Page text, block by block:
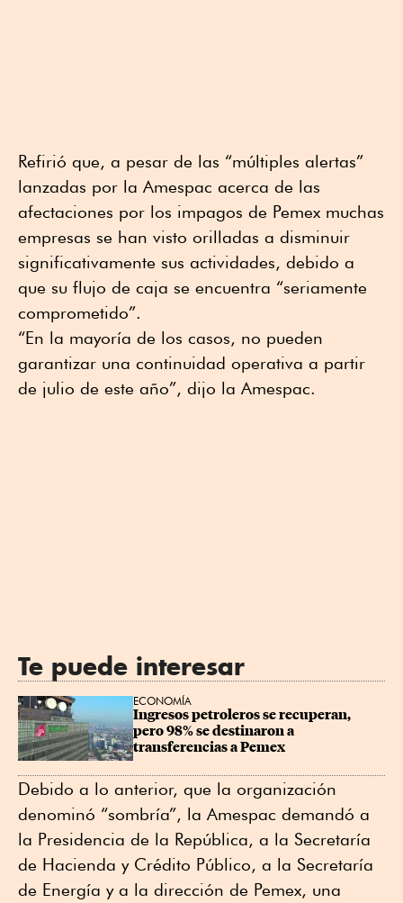
Refirió que, a pesar de las “múltiples alertas”
lanzadas por la Amespac acerca de las
afectaciones por los impagos de Pemex muchas
empresas se han visto orilladas a disminuir
significativamente sus actividades, debido a
que su flujo de caja se encuentra “seriamente
comprometido”.
“En la mayoría de los casos, no pueden
garantizar una continuidad operativa a partir
de julio de este año”, dijo la Amespac.
Te puede interesar
ECONOMÍA
Ingresos petroleros se recuperan,
pero 98% se destinaron a
transferencias a Pemex
Debido a lo anterior, que la organización
denominó “sombría”, la Amespac demandó a
la Presidencia de la República, a la Secretaría
de Hacienda y Crédito Público, a la Secretaría
de Energía y a la dirección de Pemex, una